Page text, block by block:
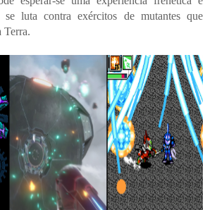
se luta contra exércitos de mutantes que
Terra.